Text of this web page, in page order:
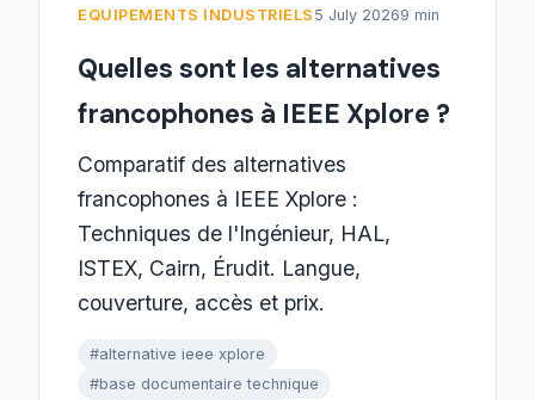
EQUIPEMENTS INDUSTRIELS 5 July 20269 min
Quelles sont les alternatives
francophones à IEEE Xplore ?
Comparatif des alternatives
francophones à IEEE Xplore :
Techniques de l'Ingénieur, HAL,
ISTEX, Cairn, Érudit. Langue,
couverture, accès et prix.
#alternative ieee xplore
#base documentaire technique